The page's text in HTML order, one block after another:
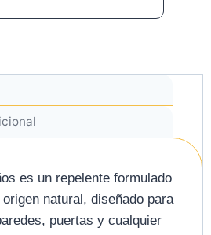
es un repelente formulado
natural, diseñado para
puertas y cualquier